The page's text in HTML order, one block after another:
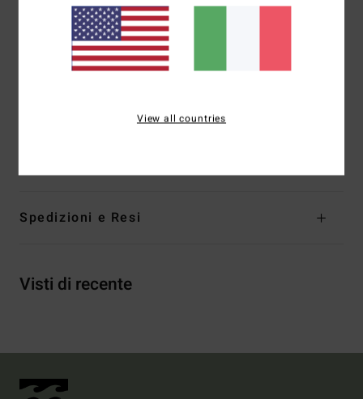
Copertura:copertura succinta e taglio hike
Gamba:gamba alta
Spalline:Spalline fisse
Spedizioni e Resi
Visti di recente
View all countries